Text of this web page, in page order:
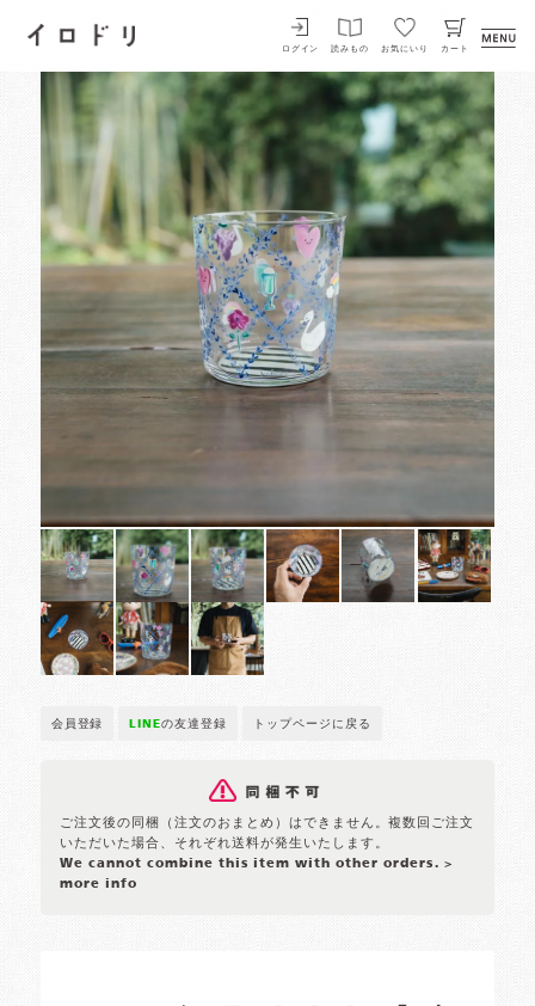
イロドリ
ログイン 読みもの お気にいり カート
会員登録 LINEの友達登録 トップページに戻る
ご注文後の同梱（注文のおまとめ）はできません。複数回ご注文
いただいた場合、それぞれ送料が発生いたします。
We cannot combine this item with other orders. >
more info